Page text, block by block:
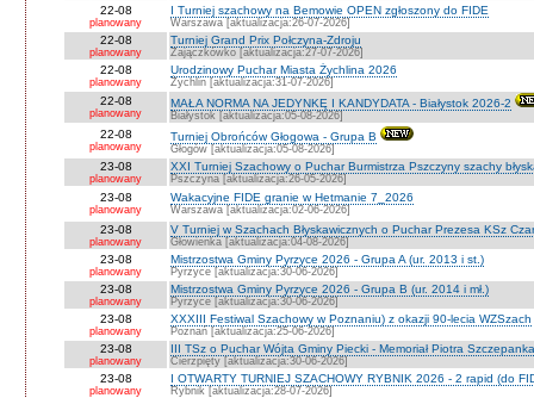
22-08
planowany
I Turniej szachowy na Bemowie OPEN zgłoszony do FIDE
Warszawa [aktualizacja:26-07-2026]
22-08
planowany
Turniej Grand Prix Połczyna-Zdroju
Zajączkówko [aktualizacja:27-07-2026]
22-08
planowany
Urodzinowy Puchar Miasta Żychlina 2026
Żychlin [aktualizacja:31-07-2026]
22-08
planowany
MAŁA NORMA NA JEDYNKĘ I KANDYDATA - Białystok 2026-2
Białystok [aktualizacja:05-08-2026]
22-08
planowany
Turniej Obrońców Głogowa - Grupa B
Głogów [aktualizacja:05-08-2026]
23-08
planowany
XXI Turniej Szachowy o Puchar Burmistrza Pszczyny szachy
Pszczyna [aktualizacja:26-05-2026]
23-08
planowany
Wakacyjne FIDE granie w Hetmanie 7_2026
Warszawa [aktualizacja:02-06-2026]
23-08
planowany
V Turniej w Szachach Błyskawicznych o Puchar Prezesa KSz
Głowienka [aktualizacja:04-08-2026]
23-08
planowany
Mistrzostwa Gminy Pyrzyce 2026 - Grupa A (ur. 2013 i st.)
Pyrzyce [aktualizacja:30-06-2026]
23-08
planowany
Mistrzostwa Gminy Pyrzyce 2026 - Grupa B (ur. 2014 i mł.)
Pyrzyce [aktualizacja:30-06-2026]
23-08
planowany
XXXIII Festiwal Szachowy w Poznaniu) z okazji 90-lecia WZSzach
Poznań [aktualizacja:25-06-2026]
23-08
planowany
III TSz o Puchar Wójta Gminy Piecki - Memoriał Piotra
Cierzpięty [aktualizacja:30-06-2026]
23-08
planowany
I OTWARTY TURNIEJ SZACHOWY RYBNIK 2026 - 2 rapid (do
Rybnik [aktualizacja:28-07-2026]